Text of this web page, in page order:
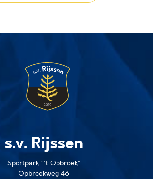
s.v. Rijssen
Sportpark “'t Opbroek”
Opbroekweg 46